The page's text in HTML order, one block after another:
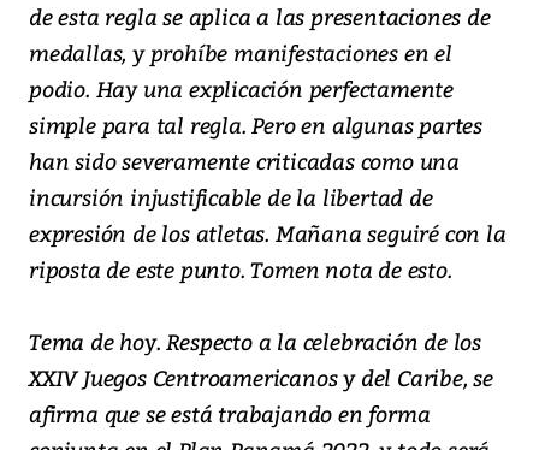
de esta regla se aplica a las presentaciones de
medallas, y prohíbe manifestaciones en el
podio. Hay una explicación perfectamente
simple para tal regla. Pero en algunas partes
han sido severamente criticadas como una
incursión injustificable de la libertad de
expresión de los atletas. Mañana seguiré con la
riposta de este punto. Tomen nota de esto.
Tema de hoy. Respecto a la celebración de los
XXIV Juegos Centroamericanos y del Caribe, se
afirma que se está trabajando en forma